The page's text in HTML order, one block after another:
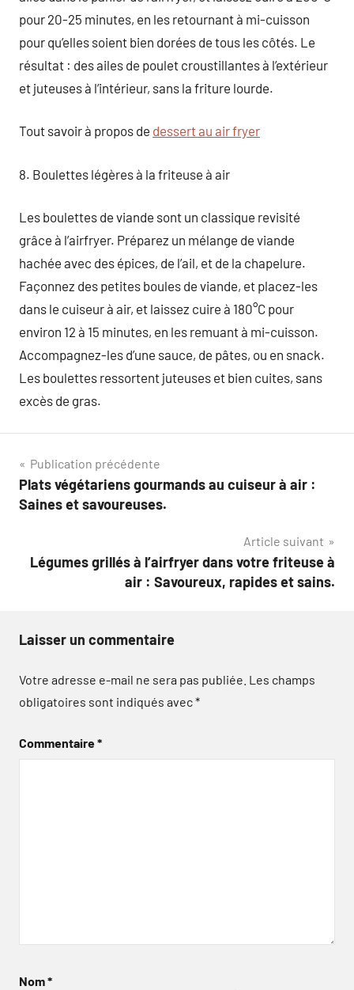
pour 20-25 minutes, en les retournant à mi-cuisson
pour qu’elles soient bien dorées de tous les côtés. Le
résultat : des ailes de poulet croustillantes à l’extérieur
et juteuses à l’intérieur, sans la friture lourde.
Tout savoir à propos de dessert au air fryer
8. Boulettes légères à la friteuse à air
Les boulettes de viande sont un classique revisité
grâce à l’airfryer. Préparez un mélange de viande
hachée avec des épices, de l’ail, et de la chapelure.
Façonnez des petites boules de viande, et placez-les
dans le cuiseur à air, et laissez cuire à 180°C pour
environ 12 à 15 minutes, en les remuant à mi-cuisson.
Accompagnez-les d’une sauce, de pâtes, ou en snack.
Les boulettes ressortent juteuses et bien cuites, sans
excès de gras.
Navigation
de
Publication précédente
Plats végétariens gourmands au cuiseur à air :
Saines et savoureuses.
Article suivant
Légumes grillés à l’airfryer dans votre friteuse à
air : Savoureux, rapides et sains.
Laisser un commentaire
Votre adresse e-mail ne sera pas publiée. Les champs
obligatoires sont indiqués avec*
Commentaire*
Nom*